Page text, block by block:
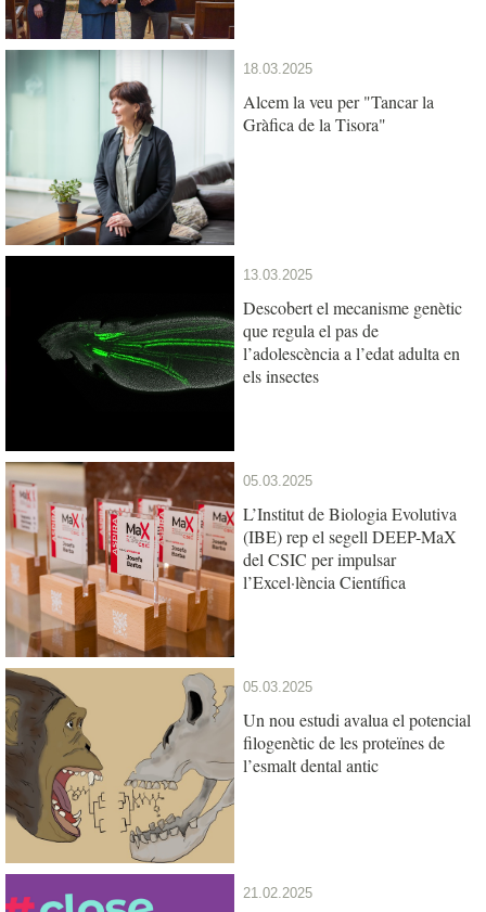
18.03.2025
Alcem la veu per "Tancar la
Gràfica de la Tisora"
13.03.2025
Descobert el mecanisme genètic
que regula el pas de
l’adolescència a l’edat adulta en
els insectes
05.03.2025
L’Institut de Biologia Evolutiva
(IBE) rep el segell DEEP-MaX
del CSIC per impulsar
l’Excel·lència Científica
05.03.2025
Un nou estudi avalua el potencial
filogenètic de les proteïnes de
l’esmalt dental antic
21.02.2025